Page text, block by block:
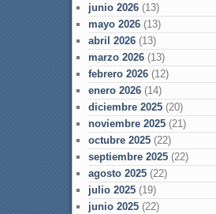
junio 2026(13)
mayo 2026(13)
abril 2026(13)
marzo 2026(13)
febrero 2026(12)
enero 2026(14)
diciembre 2025(20)
noviembre 2025(21)
octubre 2025(22)
septiembre 2025(22)
agosto 2025(22)
julio 2025(19)
junio 2025(22)